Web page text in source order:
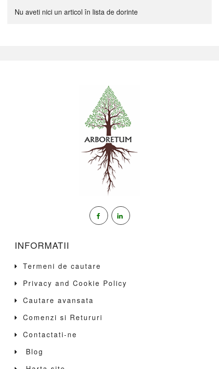
Nu aveti nici un articol în lista de dorinte
INFORMATII
Termeni de cautare
Privacy and Cookie Policy
Cautare avansata
Comenzi si Retururi
Contactati-ne
Blog